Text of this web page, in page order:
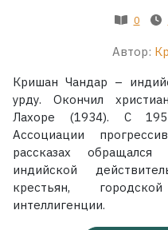
0
Автор:
Кришан Чандар –
урду. Окончил
Лахоре (1934). С
Ассоциации
рассказах
индийской
крестьян,
интеллигенции.